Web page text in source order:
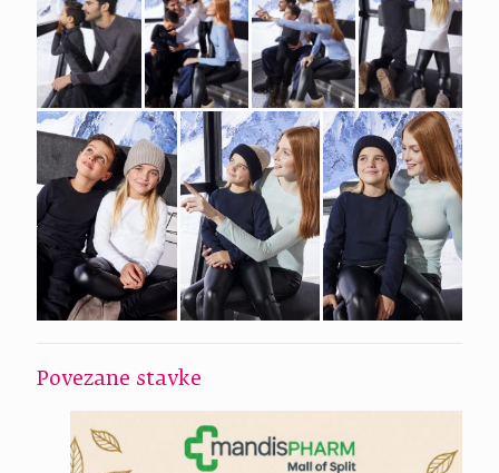
Povezane stavke